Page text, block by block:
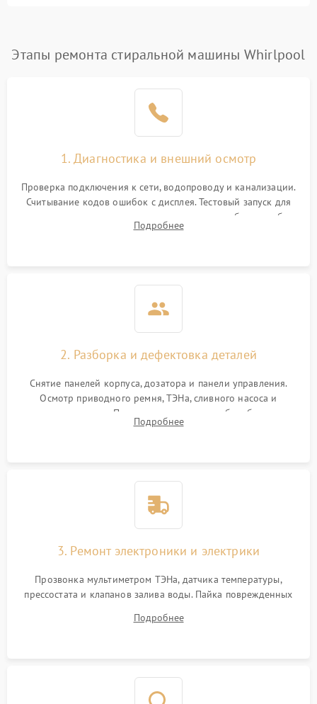
2200 ₽ Подробнее →
Этапы ремонта стиральной машины Whirlpool
1. Диагностика и внешний осмотр
Проверка подключения к сети, водопроводу и канализации.
Считывание кодов ошибок с дисплея. Тестовый запуск для
выявления посторонних шумов, протечек или сбоев в работе
электронного модуля управления.
Подробнее
2. Разборка и дефектовка деталей
Снятие панелей корпуса, дозатора и панели управления.
Осмотр приводного ремня, ТЭНа, сливного насоса и
амортизаторов. Проверка подшипников барабана и
крестовины на износ, а манжеты люка на разрывы.
Подробнее
3. Ремонт электроники и электрики
Прозвонка мультиметром ТЭНа, датчика температуры,
прессостата и клапанов залива воды. Пайка поврежденных
Восстановление целостности проводки и контактов.
Подробнее